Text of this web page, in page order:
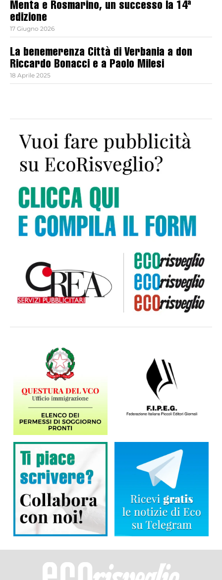
Menta e Rosmarino, un successo la 14ª
edizione
17 Giugno 2026
La benemerenza Città di Verbania a don
Riccardo Bonacci e a Paolo Milesi
18 Aprile 2025